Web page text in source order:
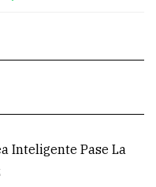
Inteligente Pase La